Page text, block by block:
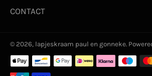
CONTACT
© 2026, lapjeskraam paul en gonneke.
Betaalmethoden